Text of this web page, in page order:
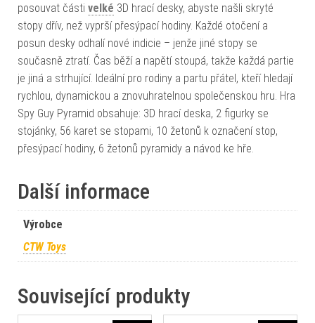
posouvat části velké 3D hrací desky, abyste našli skryté
stopy dřív, než vyprší přesýpací hodiny. Každé otočení a
posun desky odhalí nové indicie – jenže jiné stopy se
současně ztratí. Čas běží a napětí stoupá, takže každá partie
je jiná a strhující. Ideální pro rodiny a partu přátel, kteří hledají
rychlou, dynamickou a znovuhratelnou společenskou hru. Hra
Spy Guy Pyramid obsahuje: 3D hrací deska, 2 figurky se
stojánky, 56 karet se stopami, 10 žetonů k označení stop,
přesýpací hodiny, 6 žetonů pyramidy a návod ke hře.
Další informace
Výrobce
CTW Toys
Související produkty